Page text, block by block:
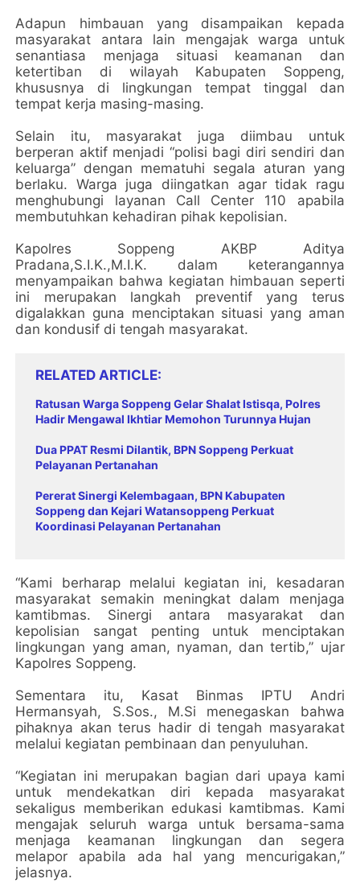
Adapun himbauan yang disampaikan kepada
masyarakat antara lain mengajak warga untuk
senantiasa menjaga situasi keamanan dan
ketertiban di wilayah Kabupaten Soppeng,
khususnya di lingkungan tempat tinggal dan
tempat kerja masing-masing.
Selain itu, masyarakat juga diimbau untuk
berperan aktif menjadi “polisi bagi diri sendiri dan
keluarga” dengan mematuhi segala aturan yang
berlaku. Warga juga diingatkan agar tidak ragu
menghubungi layanan Call Center 110 apabila
membutuhkan kehadiran pihak kepolisian.
Kapolres Soppeng AKBP Aditya
Pradana,S.I.K.,M.I.K. dalam keterangannya
menyampaikan bahwa kegiatan himbauan seperti
ini merupakan langkah preventif yang terus
digalakkan guna menciptakan situasi yang aman
dan kondusif di tengah masyarakat.
RELATED ARTICLE
Ratusan Warga Soppeng Gelar Shalat Istisqa, Polres
Hadir Mengawal Ikhtiar Memohon Turunnya Hujan
Dua PPAT Resmi Dilantik, BPN Soppeng Perkuat
Pelayanan Pertanahan
Pererat Sinergi Kelembagaan, BPN Kabupaten
Soppeng dan Kejari Watansoppeng Perkuat
Koordinasi Pelayanan Pertanahan
“Kami berharap melalui kegiatan ini, kesadaran
masyarakat semakin meningkat dalam menjaga
kamtibmas. Sinergi antara masyarakat dan
kepolisian sangat penting untuk menciptakan
lingkungan yang aman, nyaman, dan tertib,” ujar
Kapolres Soppeng.
Sementara itu, Kasat Binmas IPTU Andri
Hermansyah, S.Sos., M.Si menegaskan bahwa
pihaknya akan terus hadir di tengah masyarakat
melalui kegiatan pembinaan dan penyuluhan.
“Kegiatan ini merupakan bagian dari upaya kami
untuk mendekatkan diri kepada masyarakat
sekaligus memberikan edukasi kamtibmas. Kami
mengajak seluruh warga untuk bersama-sama
menjaga keamanan lingkungan dan segera
melapor apabila ada hal yang mencurigakan,”
jelasnya.